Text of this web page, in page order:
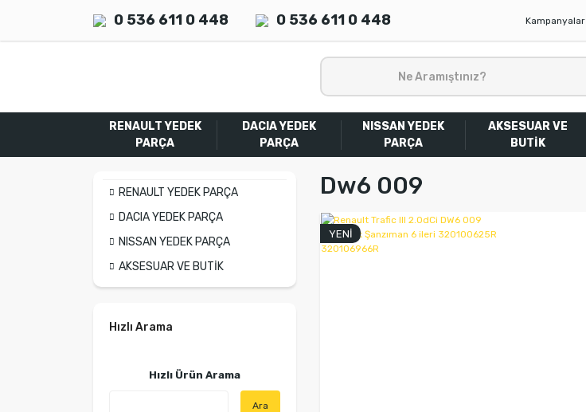
0 536 611 0 448 0 536 611 0 448 Kampanyalar
RENAULT YEDEK
PARÇA
DACIA YEDEK
PARÇA
NISSAN YEDEK
PARÇA
AKSESUAR VE
BUTİK
RENAULT YEDEK PARÇA
DACIA YEDEK PARÇA
NISSAN YEDEK PARÇA
AKSESUAR VE BUTİK
Hızlı Arama
Hızlı Ürün Arama
Ara
Dw6 009
YENİ